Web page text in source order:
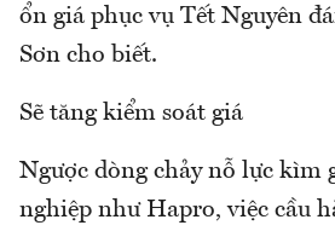
ổn giá phục vụ Tết Nguyên
Sơn cho biết.
Sẽ tăng kiểm soát giá
Ngược dòng chảy nỗ lực kìm
nghiệp như Hapro, việc cầu